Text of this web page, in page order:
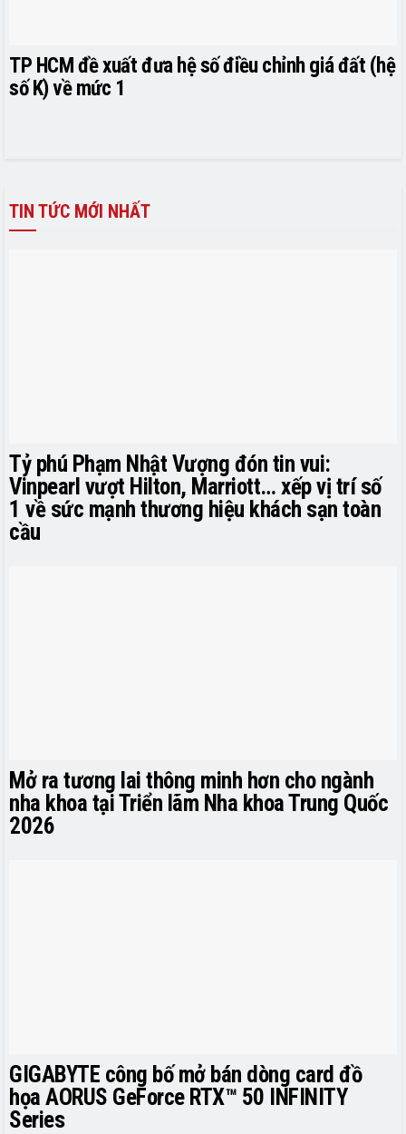
TP HCM đề xuất đưa hệ số điều chỉnh giá đất (hệ
số K) về mức 1
TIN TỨC MỚI NHẤT
Tỷ phú Phạm Nhật Vượng đón tin vui:
Vinpearl vượt Hilton, Marriott… xếp vị trí số
1 về sức mạnh thương hiệu khách sạn toàn
cầu
Mở ra tương lai thông minh hơn cho ngành
nha khoa tại Triển lãm Nha khoa Trung Quốc
2026
GIGABYTE công bố mở bán dòng card đồ
họa AORUS GeForce RTX™ 50 INFINITY
Series